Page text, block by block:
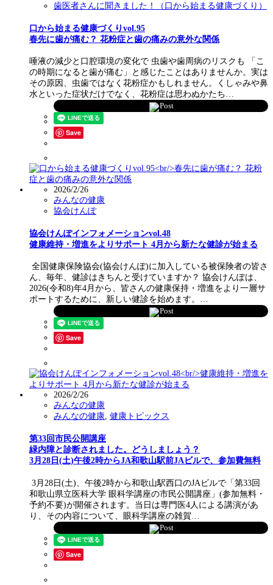
歯医者さんに聞きました！（口から始まる健康づくり）
口から始まる健康づくりvol.95
春先に歯が痛む？ 花粉症と歯の痛みの意外な関係
唾液の減少と口腔環境の変化で 虫歯や歯周病のリスクも 「こ
の時期になると歯が痛む」と感じたことはありませんか。実は
その原因、虫歯ではなく花粉症かもしれません。くしゃみや鼻
水といった症状だけでなく、花粉症は思わぬかたち…
Post
Save
2026/2/26
みんなの健康
協会けんぽ
協会けんぽインフォメーションvol.48
健康維持・増進をよりサポート 4月から新たな健診が始まる
全国健康保険協会(協会けんぽ)に加入している被保険者の皆さ
ん、毎年、健診はきちんと受けていますか？ 協会けんぽは、
2026(令和8)年4月から、皆さんの健康保持・増進をより一層サ
ポートするために、新しい健診を始めます。…
Post
Save
2026/2/26
みんなの健康
みんなの健康, 健康トピックス
第33回市民公開講座
緑内障と診断されました。どうしましょう？
3月28日(土)午後2時からJA和歌山駅前JAビルで、参加費無料
3月28日(土)、午後2時から和歌山駅西口のJAビルで「第33回
和歌山県立医科大学 眼科学講座の市民公開講座」(参加無料・
予約不要)が開催されます。当日は専門医4人による講演があ
り、その内容について、眼科学講座の雑賀…
Post
Save